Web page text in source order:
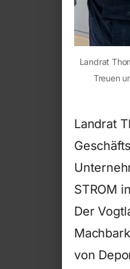
Landrat
Treuen
Landrat
STROM
Der
von